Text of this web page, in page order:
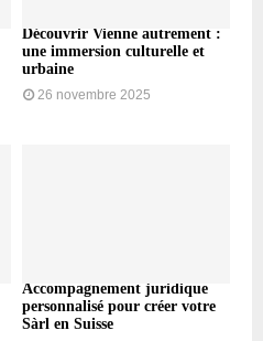
Découvrir Vienne autrement :
une immersion culturelle et
urbaine
26 novembre 2025
Accompagnement juridique
personnalisé pour créer votre
Sàrl en Suisse